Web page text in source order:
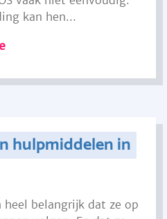
kan hen...
hulpmiddelen in
belangrijk dat ze op